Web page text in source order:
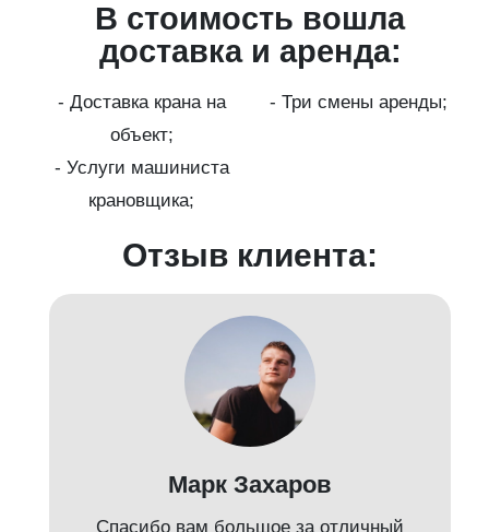
В стоимость вошла
доставка и аренда:
- Доставка крана на
объект;
- Три смены аренды;
- Услуги машиниста
крановщика;
Отзыв клиента:
Марк Захаров
Спасибо вам большое за отличный